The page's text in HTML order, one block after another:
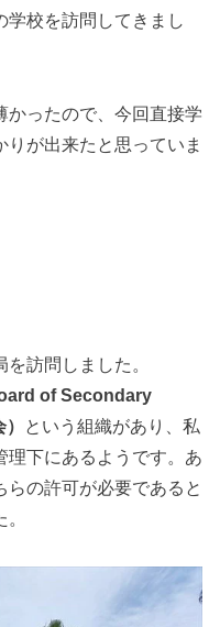
学校を訪問してきまし
ったので、今回直接学
が出来たと思っていま
訪問しました。
of Secondary
という組織があり、私
理下にあるようです。あ
らの許可が必要であると